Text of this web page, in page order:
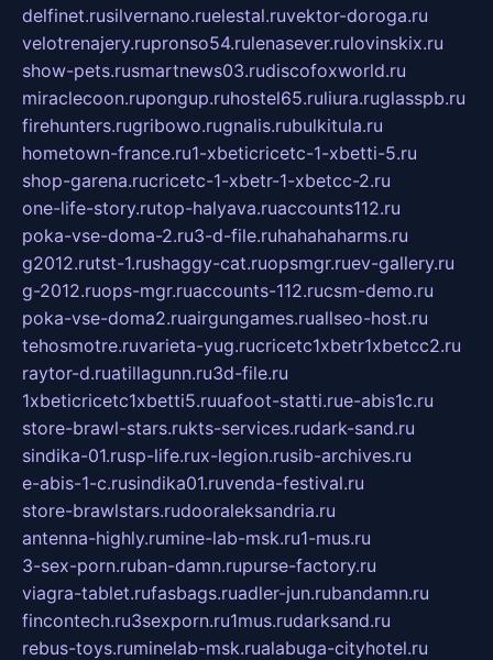
delfinet.rusilvernano.ruelestal.ruvektor-doroga.ru
velotrenajery.rupronso54.rulenasever.rulovinskix.ru
show-pets.rusmartnews03.rudiscofoxworld.ru
miraclecoon.rupongup.ruhostel65.ruliura.ruglasspb.ru
firehunters.rugribowo.rugnalis.rubulkitula.ru
hometown-france.ru1-xbeticricetc-1-xbetti-5.ru
shop-garena.rucricetc-1-xbetr-1-xbetcc-2.ru
one-life-story.rutop-halyava.ruaccounts112.ru
poka-vse-doma-2.ru3-d-file.ruhahahaharms.ru
g2012.rutst-1.rushaggy-cat.ruopsmgr.ruev-gallery.ru
g-2012.ruops-mgr.ruaccounts-112.rucsm-demo.ru
poka-vse-doma2.ruairgungames.ruallseo-host.ru
tehosmotre.ruvarieta-yug.rucricetc1xbetr1xbetcc2.ru
raytor-d.ruatillagunn.ru3d-file.ru
1xbeticricetc1xbetti5.ruuafoot-statti.rue-abis1c.ru
store-brawl-stars.rukts-services.rudark-sand.ru
sindika-01.rusp-life.rux-legion.rusib-archives.ru
e-abis-1-c.rusindika01.ruvenda-festival.ru
store-brawlstars.rudooraleksandria.ru
antenna-highly.rumine-lab-msk.ru1-mus.ru
3-sex-porn.ruban-damn.rupurse-factory.ru
viagra-tablet.rufasbags.ruadler-jun.rubandamn.ru
fincontech.ru3sexporn.ru1mus.rudarksand.ru
rebus-toys.ruminelab-msk.rualabuga-cityhotel.ru